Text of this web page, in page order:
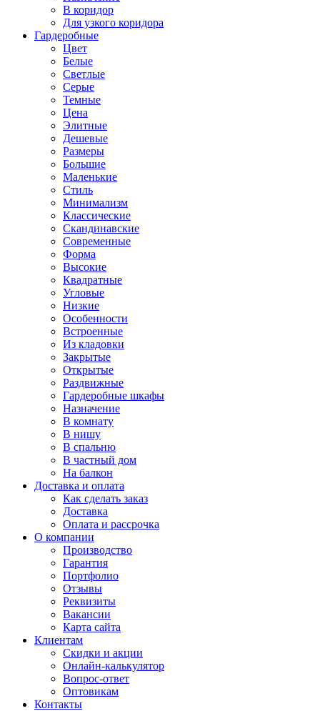
В коридор
Для узкого коридора
Гардеробные
Цвет
Белые
Светлые
Серые
Темные
Цена
Элитные
Дешевые
Размеры
Большие
Маленькие
Стиль
Минимализм
Классические
Скандинавские
Современные
Форма
Высокие
Квадратные
Угловые
Низкие
Особенности
Встроенные
Из кладовки
Закрытые
Открытые
Раздвижные
Гардеробные шкафы
Назначение
В комнату
В нишу
В спальню
В частный дом
На балкон
Доставка и оплата
Как сделать заказ
Доставка
Оплата и рассрочка
О компании
Производство
Гарантия
Портфолио
Отзывы
Реквизиты
Вакансии
Карта сайта
Клиентам
Скидки и акции
Онлайн-калькулятор
Вопрос-ответ
Оптовикам
Контакты